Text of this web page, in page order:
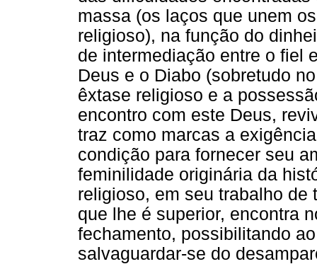
massa (os laços que unem
religioso), na função do
de intermediação entre o fiel
Deus e o Diabo (sobretudo
êxtase religioso e a
encontro com este Deus,
traz como marcas a
condição para fornecer seu
feminilidade originária da
religioso, em seu trabalho de
que lhe é superior, encontra
fechamento, possibilitando
salvaguardar-se do